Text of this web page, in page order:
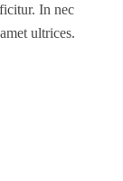
In nec
ultrices.